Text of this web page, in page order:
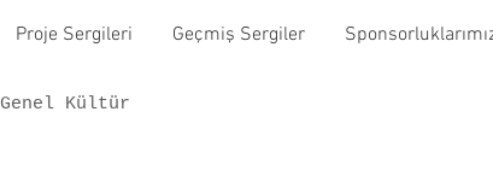
Proje Sergileri Geçmiş Sergiler
Genel Kültür